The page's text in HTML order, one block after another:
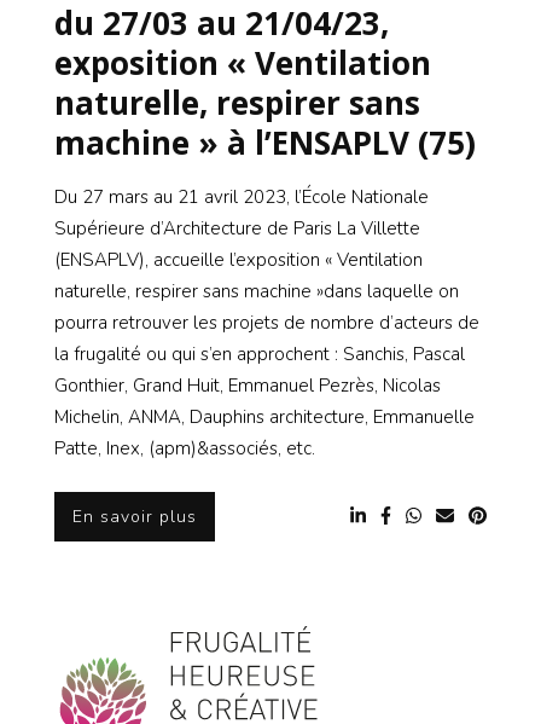
du 27/03 au 21/04/23,
exposition « Ventilation
naturelle, respirer sans
machine » à l’ENSAPLV (75)
Du 27 mars au 21 avril 2023, l’École Nationale
Supérieure d’Architecture de Paris La Villette
(ENSAPLV), accueille l’exposition « Ventilation
naturelle, respirer sans machine »dans laquelle on
pourra retrouver les projets de nombre d’acteurs de
la frugalité ou qui s’en approchent : Sanchis, Pascal
Gonthier, Grand Huit, Emmanuel Pezrès, Nicolas
Michelin, ANMA, Dauphins architecture, Emmanuelle
Patte, Inex, (apm)&associés, etc.
En savoir plus